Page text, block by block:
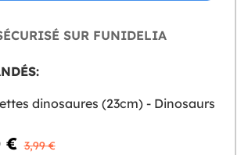
SUR FUNIDELIA
dinosaures (23cm) - Dinosaurs
€ 3,99 €